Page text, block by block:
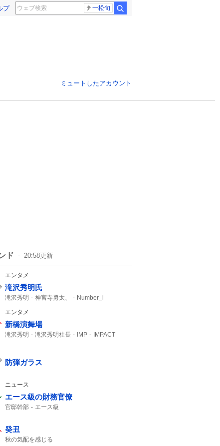
プ 一松旬
ミュートしたアカウント
ド 20:58更新
エンタメ
滝沢秀明氏
滝沢秀明 神宮寺勇太、 Number_i
エンタメ
新橋演舞場
滝沢秀明 滝沢秀明社長 IMP
IMPACT
防弾ガラス
ニュース
エース級の財務官僚
官邸幹部 エース級
癸丑
秋の気配を感じる